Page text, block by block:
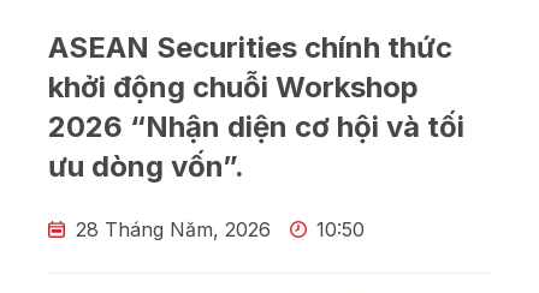
ASEAN Securities chính thức
khởi động chuỗi Workshop
2026 “Nhận diện cơ hội và tối
ưu dòng vốn”.
28 Tháng Năm, 2026 10:50